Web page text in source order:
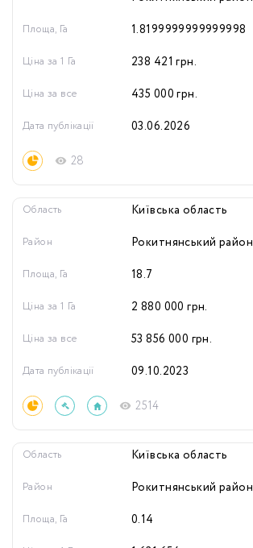
Площа, Га 1.8199999999999998
Ціна за 1 Га 238 421 грн.
Ціна за все 435 000 грн.
28
Дата публікації 03.06.2026
Область Київська область
Район Рокитнянський район
Площа, Га 18.7
Ціна за 1 Га 2 880 000 грн.
Ціна за все 53 856 000 грн.
2514
Дата публікації 09.10.2023
Область Київська область
Район Рокитнянський район
Площа, Га 0.14